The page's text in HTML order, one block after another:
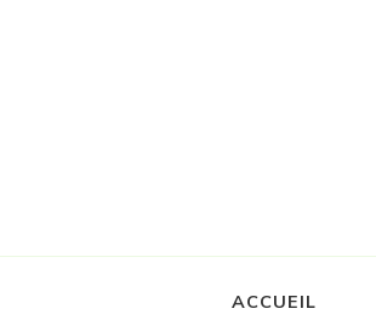
ACCUEIL